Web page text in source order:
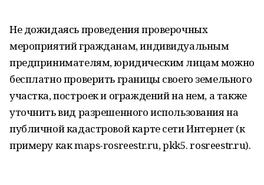
Не дожидаясь проведения проверочных
мероприятий гражданам, индивидуальным
предпринимателям, юридическим лицам можно
бесплатно проверить границы своего земельного
участка, построек и ограждений на нем, а также
уточнить вид разрешенного использования на
публичной кадастровой карте сети Интернет (к
примеру как maps-rosreestr.ru, pkk5. rosreestr.ru).